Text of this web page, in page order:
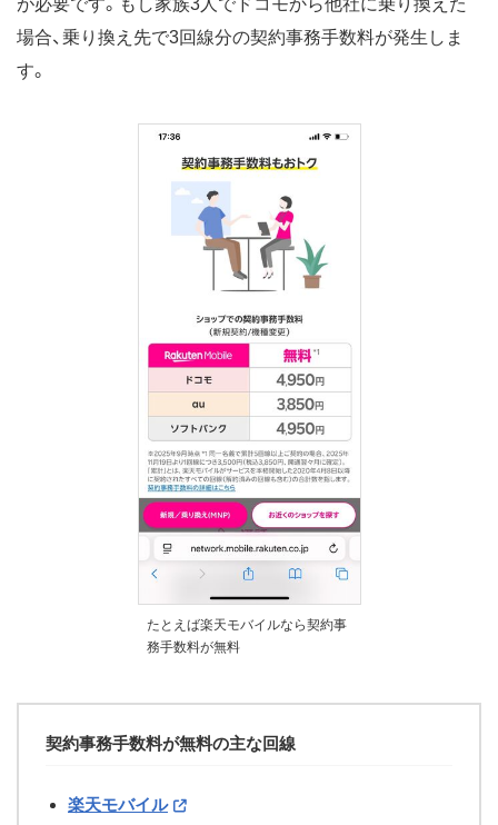
場合、乗り換え先で3回線分の契約事務手数料が発生しま
す。
たとえば楽天モバイルなら契約事
務手数料が無料
契約事務手数料が無料の主な回線
楽天モバイル